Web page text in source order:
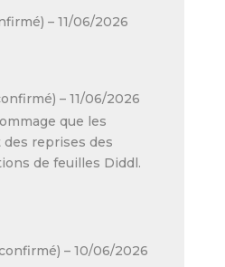
– 11/06/2026
– 11/06/2026
que les
reprises des
de feuilles Diddl.
– 10/06/2026